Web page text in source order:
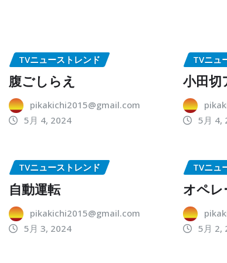
TVニューストレンド
腹ごしらえ
pikakichi2015@gmail.com
5月 4, 2024
TVニュ
小田切
5月 4,
TVニューストレンド
自動運転
pikakichi2015@gmail.com
5月 3, 2024
TVニュ
オペ
5月 2,